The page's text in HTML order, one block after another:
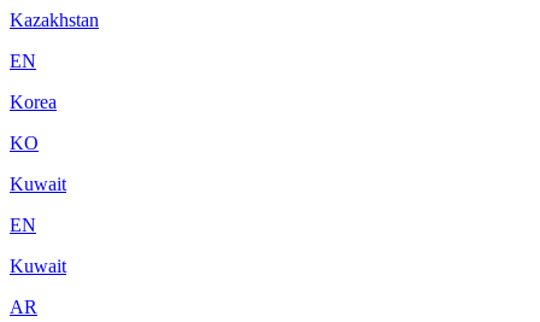
Kazakhstan
EN
Korea
KO
Kuwait
EN
Kuwait
AR